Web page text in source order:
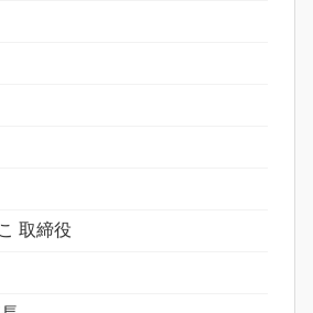
取締役